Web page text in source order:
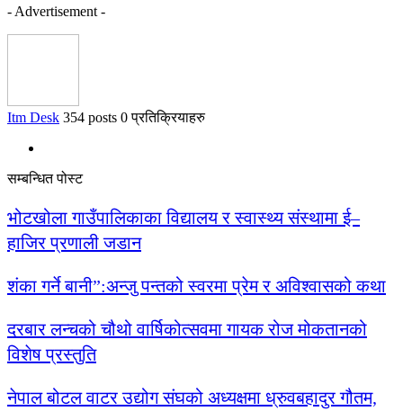
- Advertisement -
Itm Desk 354 posts 0 प्रतिक्रियाहरु
सम्बन्धित पोस्ट
भोटखोला गाउँपालिकाका विद्यालय र स्वास्थ्य संस्थामा ई–
हाजिर प्रणाली जडान
शंका गर्ने बानी”:अन्जु पन्तको स्वरमा प्रेम र अविश्वासको कथा
दरबार लन्चको चौथो वार्षिकोत्सवमा गायक रोज मोकतानको
विशेष प्रस्तुति
नेपाल बोटल वाटर उद्योग संघको अध्यक्षमा ध्रुवबहादुर गौतम,